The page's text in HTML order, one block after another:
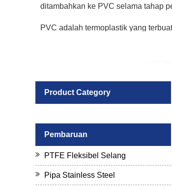
ditambahkan ke PVC selama tahap
PVC adalah termoplastik yang
alam, berbeda dengan plastik
CJan- pemasok selang PVC
CJAN menawarkan beberapa jenis
membuang air, minyak, gas,
Fitur dari PVC Tube I nclude:
1. Cahaya, lembut dan mudah
2. Anti-Erossion, anti UV.
3. Memenuhi standar makanan.
4. Jelas, Visual. Anda bisa melihat
CJan memprioritaskan 'Nilai Tinggi
Product Category
Pembaruan
PTFE Fleksibel Selang
Pipa Stainless Steel